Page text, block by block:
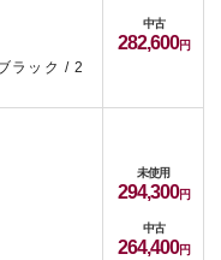
ラック / 2
中古
282,600
未使用
294,300
中古
264,400